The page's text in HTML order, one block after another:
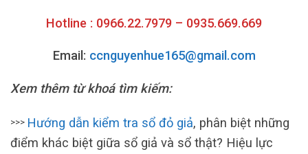
Hotline : 0966.22.7979 – 0935.669.669
Email: ccnguyenhue165@gmail.com
Xem thêm từ khoá tìm kiếm:
>>> Hướng dẫn kiểm tra sổ đỏ giả, phân biệt những
điểm khác biệt giữa sổ giả và sổ thật? Hiệu lực